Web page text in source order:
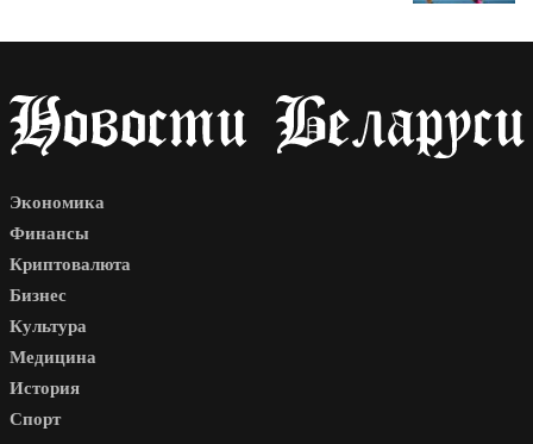
Экономика
Финансы
Криптовалюта
Бизнес
Культура
Медицина
История
Спорт